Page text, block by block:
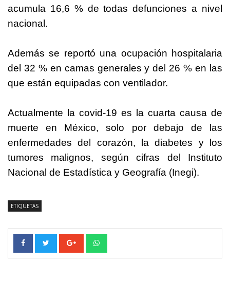
acumula 16,6 % de todas defunciones a nivel
nacional.
Además se reportó una ocupación hospitalaria
del 32 % en camas generales y del 26 % en las
que están equipadas con ventilador.
Actualmente la covid-19 es la cuarta causa de
muerte en México, solo por debajo de las
enfermedades del corazón, la diabetes y los
tumores malignos, según cifras del Instituto
Nacional de Estadística y Geografía (Inegi).
ETIQUETAS